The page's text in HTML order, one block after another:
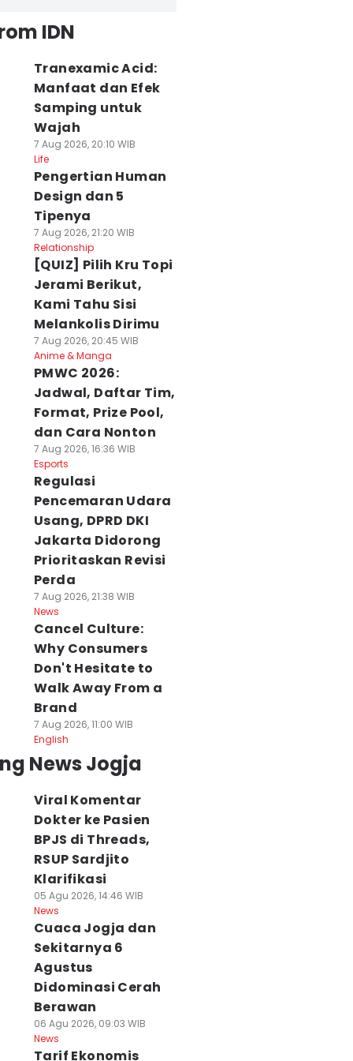
Maling Gasak
Motorola Razr Fold
IDN
Tranexamic Acid:
Manfaat dan Efek
Samping untuk
Wajah
7 Aug 2026, 20:10 WIB
Life
Pengertian Human
Design dan 5
Tipenya
7 Aug 2026, 21:20 WIB
Relationship
[QUIZ] Pilih Kru Topi
Jerami Berikut,
Kami Tahu Sisi
Melankolis Dirimu
7 Aug 2026, 20:45 WIB
Anime & Manga
PMWC 2026:
Jadwal, Daftar Tim,
Format, Prize Pool,
dan Cara Nonton
7 Aug 2026, 16:36 WIB
Esports
Regulasi
Pencemaran Udara
Usang, DPRD DKI
Jakarta Didorong
Prioritaskan Revisi
Perda
7 Aug 2026, 21:38 WIB
News
Cancel Culture:
Why Consumers
Don't Hesitate to
Walk Away From a
Brand
7 Aug 2026, 11:00 WIB
English
News Jogja
Viral Komentar
Dokter ke Pasien
BPJS di Threads,
RSUP Sardjito
Klarifikasi
05 Agu 2026, 14:46 WIB
News
Cuaca Jogja dan
Sekitarnya 6
Agustus
Didominasi Cerah
Berawan
06 Agu 2026, 09:03 WIB
News
Tarif Ekonomis